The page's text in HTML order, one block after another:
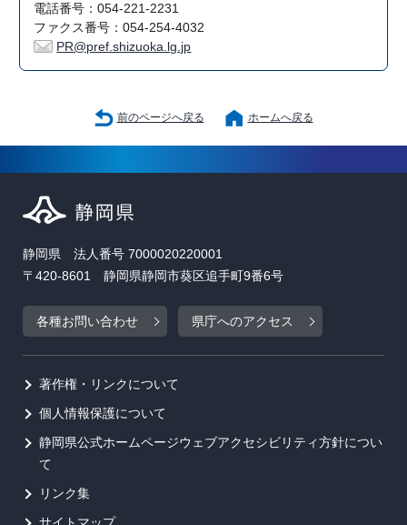
電話番号：054-221-2231
ファクス番号：054-254-4032
PR@pref.shizuoka.lg.jp
前のページへ戻る ホームへ戻る
静岡県 法人番号 7000020220001
〒420-8601 静岡県静岡市葵区追手町9番6号
各種お問い合わせ 県庁へのアクセス
著作権・リンクについて
個人情報保護について
静岡県公式ホームページウェブアクセシビリティ方針につい
て
リンク集